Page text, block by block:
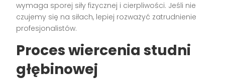
wymaga sporej siły fizycznej i cierpliwości. Jeśli nie
czujemy się na siłach, lepiej rozważyć zatrudnienie
profesjonalistów.
Proces wiercenia studni
głębinowej